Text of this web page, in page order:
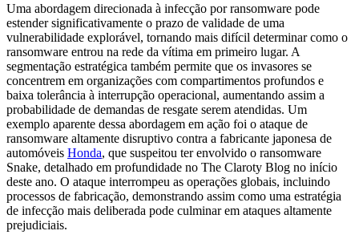
Uma abordagem direcionada à infecção por ransomware pode
estender significativamente o prazo de validade de uma
vulnerabilidade explorável, tornando mais difícil determinar como o
ransomware entrou na rede da vítima em primeiro lugar. A
segmentação estratégica também permite que os invasores se
concentrem em organizações com compartimentos profundos e
baixa tolerância à interrupção operacional, aumentando assim a
probabilidade de demandas de resgate serem atendidas. Um
exemplo aparente dessa abordagem em ação foi o ataque de
ransomware altamente disruptivo contra a fabricante japonesa de
automóveis Honda, que suspeitou ter envolvido o ransomware
Snake, detalhado em profundidade no The Claroty Blog no início
deste ano. O ataque interrompeu as operações globais, incluindo
processos de fabricação, demonstrando assim como uma estratégia
de infecção mais deliberada pode culminar em ataques altamente
prejudiciais.